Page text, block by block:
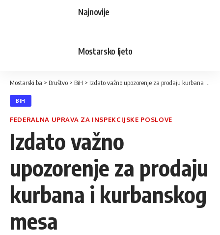
Najnovije
Mostarsko ljeto
Mostarski.ba > Društvo > BiH > Izdato važno upozorenje za prodaju kurbana i kurbanskog mesa
BIH
FEDERALNA UPRAVA ZA INSPEKCIJSKE POSLOVE
Izdato važno
upozorenje za prodaju
kurbana i kurbanskog
mesa